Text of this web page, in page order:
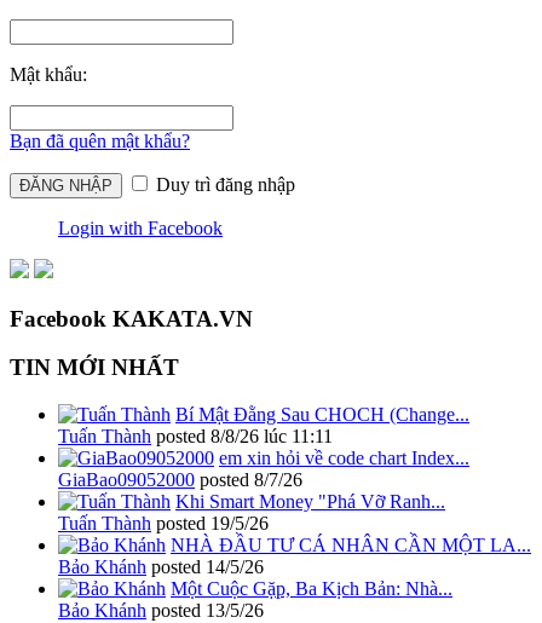
Mật khẩu:
Bạn đã quên mật khẩu?
Duy trì đăng nhập
Login with Facebook
Facebook KAKATA.VN
TIN MỚI NHẤT
Bí Mật Đằng Sau CHOCH (Change...
Tuấn Thành posted 8/8/26 lúc 11:11
em xin hỏi về code chart Index...
GiaBao09052000 posted 8/7/26
Khi Smart Money "Phá Vỡ Ranh...
Tuấn Thành posted 19/5/26
NHÀ ĐẦU TƯ CÁ NHÂN CẦN MỘT LA...
Bảo Khánh posted 14/5/26
Một Cuộc Gặp, Ba Kịch Bản: Nhà...
Bảo Khánh posted 13/5/26